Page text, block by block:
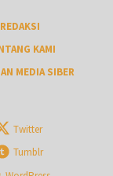
REDAKSI
KAMI
MEDIA SIBER
Twitter
Tumblr